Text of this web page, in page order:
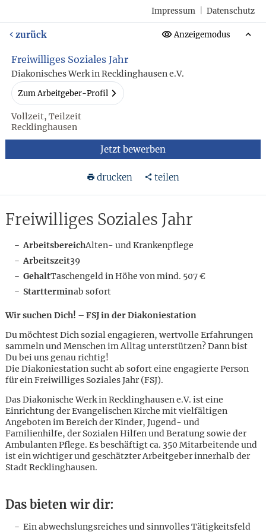
Impressum Datenschutz
zurück Anzeigemodus
Freiwilliges Soziales Jahr
Diakonisches Werk in Recklinghausen e.V.
Zum Arbeitgeber-Profil
Vollzeit, Teilzeit
Recklinghausen
Jetzt bewerben
drucken teilen
Freiwilliges Soziales Jahr
ArbeitsbereichAlten- und Krankenpflege
Arbeitszeit39
GehaltTaschengeld in Höhe von mind. 507 €
Startterminab sofort
Wir suchen Dich! – FSJ in der Diakoniestation
Du möchtest Dich sozial engagieren, wertvolle Erfahrungen
sammeln und Menschen im Alltag unterstützen? Dann bist
Du bei uns genau richtig!
Die Diakoniestation sucht ab sofort eine engagierte Person
für ein Freiwilliges Soziales Jahr (FSJ).
Das Diakonische Werk in Recklinghausen e.V. ist eine
Einrichtung der Evangelischen Kirche mit vielfältigen
Angeboten im Bereich der Kinder, Jugend- und
Familienhilfe, der Sozialen Hilfen und Beratung sowie der
Ambulanten Pflege. Es beschäftigt ca. 350 Mitarbeitende und
ist ein wichtiger und geschätzter Arbeitgeber innerhalb der
Stadt Recklinghausen.
Das bieten wir dir:
Ein abwechslungsreiches und sinnvolles Tätigkeitsfeld